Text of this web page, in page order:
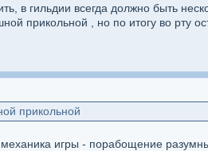
в гильдии всегда должно быть
прикольной , но по итогу во рту
прикольной
игры - порабощение